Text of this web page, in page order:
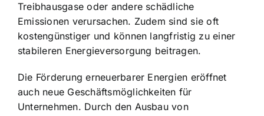
Treibhausgase oder andere schädliche
Emissionen verursachen. Zudem sind sie oft
kostengünstiger und können langfristig zu einer
stabileren Energieversorgung beitragen.
Die Förderung erneuerbarer Energien eröffnet
auch neue Geschäftsmöglichkeiten für
Unternehmen. Durch den Ausbau von